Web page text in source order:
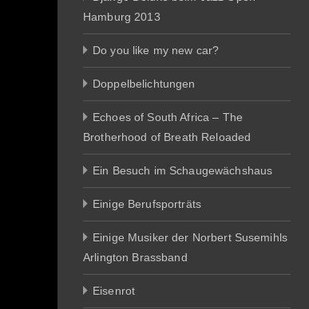
Hamburg 2013
Do you like my new car?
Doppelbelichtungen
Echoes of South Africa – The
Brotherhood of Breath Reloaded
Ein Besuch im Schaugewächshaus
Einige Berufsporträts
Einige Musiker der Norbert Susemihls
Arlington Brassband
Eisenrot